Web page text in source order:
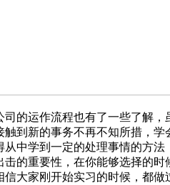
的运作流程也有了一些了解，
触到新的事务不再不知所措，学
从中学到一定的处理事情的方法
击的重要性，在你能够选择的时
信大家刚开始实习的时候，都做